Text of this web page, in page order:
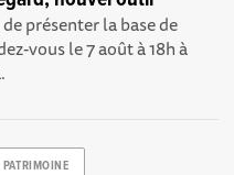
présenter la base de
vous le 7 août à 18h à
PATRIMOINE